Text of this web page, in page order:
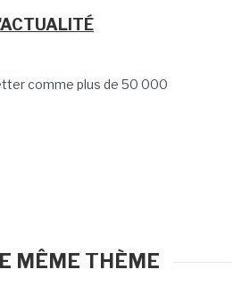
comme plus de 50 000
MÊME THÈME